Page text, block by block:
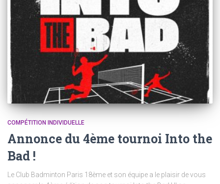
COMPÉTITION INDIVIDUELLE
Annonce du 4ème tournoi Into the
Bad !
Le Club Badminton Paris 18ème et son équipe a le plaisir de vous